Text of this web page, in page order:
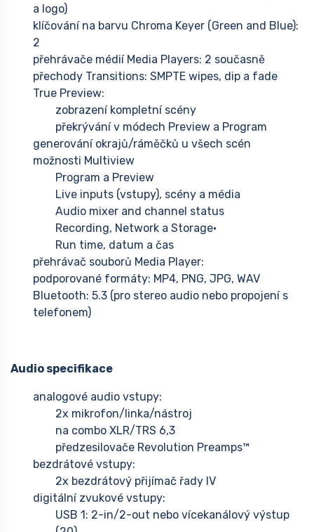
a logo)
klíčování na barvu Chroma Keyer (Green and Blue):
2
přehrávače médií Media Players: 2 současně
přechody Transitions: SMPTE wipes, dip a fade
True Preview:
zobrazení kompletní scény
překrývání v módech Preview a Program
generování okrajů/ráměčků u všech scén
možnosti Multiview
Program a Preview
Live inputs (vstupy), scény a média
Audio mixer and channel status
Recording, Network a Storage•
Run time, datum a čas
přehrávač souborů Media Player:
podporované formáty: MP4, PNG, JPG, WAV
Bluetooth: 5.3 (pro stereo audio nebo propojení s
telefonem)
Audio specifikace
analogové audio vstupy:
2x mikrofon/linka/nástroj
na combo XLR/TRS 6,3
předzesilovače Revolution Preamps™
bezdrátové vstupy:
2x bezdrátový přijímač řady IV
digitální zvukové vstupy:
USB 1: 2-in/2-out nebo vícekanálový výstup